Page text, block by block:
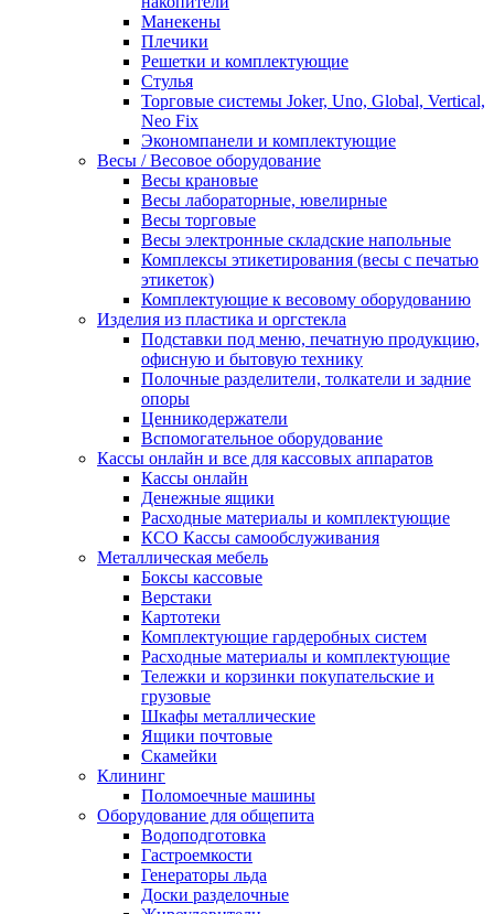
Манекены
Плечики
Решетки и комплектующие
Стулья
Торговые системы Joker, Uno, Global, Vertical,
Neo Fix
Экономпанели и комплектующие
Весы / Весовое оборудование
Весы крановые
Весы лабораторные, ювелирные
Весы торговые
Весы электронные складские напольные
Комплексы этикетирования (весы с печатью
этикеток)
Комплектующие к весовому оборудованию
Изделия из пластика и оргстекла
Подставки под меню, печатную продукцию,
офисную и бытовую технику
Полочные разделители, толкатели и задние
опоры
Ценникодержатели
Вспомогательное оборудование
Кассы онлайн и все для кассовых аппаратов
Кассы онлайн
Денежные ящики
Расходные материалы и комплектующие
КСО Кассы самообслуживания
Металлическая мебель
Боксы кассовые
Верстаки
Картотеки
Комплектующие гардеробных систем
Расходные материалы и комплектующие
Тележки и корзинки покупательские и
грузовые
Шкафы металлические
Ящики почтовые
Скамейки
Клининг
Поломоечные машины
Оборудование для общепита
Водоподготовка
Гастроемкости
Генераторы льда
Доски разделочные